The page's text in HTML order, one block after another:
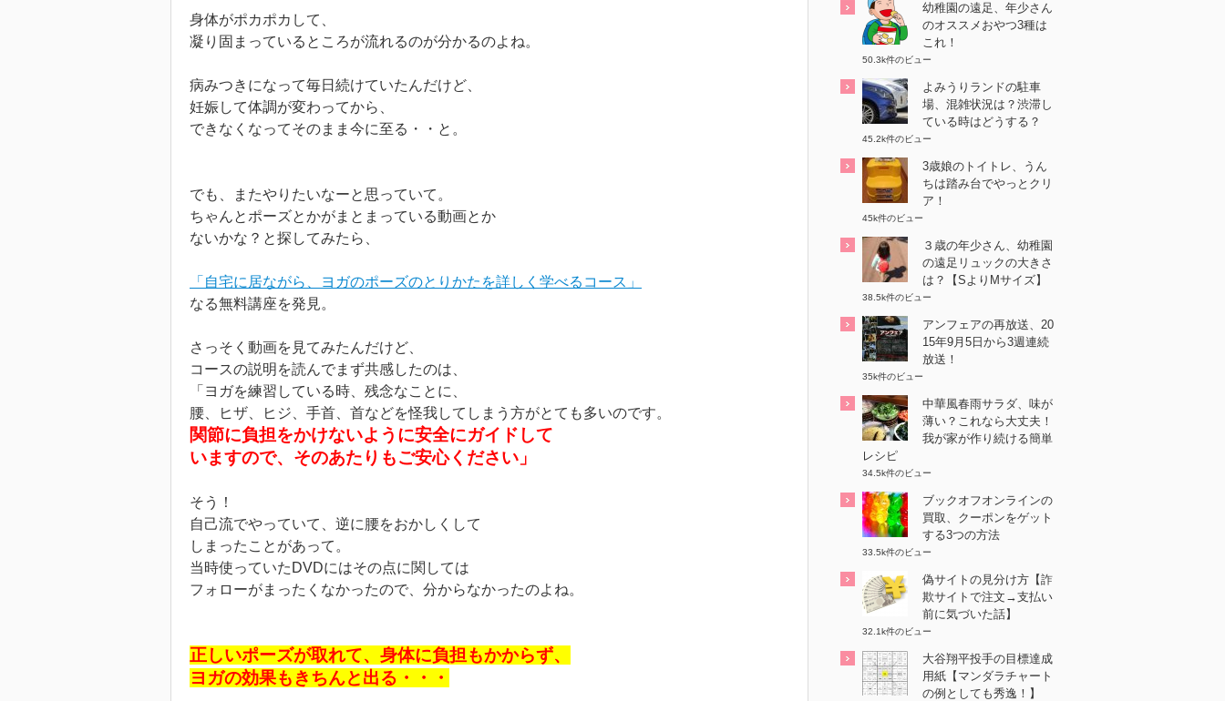
身体がポカポカして、
凝り固まっているところが流れるのが分かるのよね。
病みつきになって毎日続けていたんだけど、
妊娠して体調が変わってから、
できなくなってそのまま今に至る・・と。
でも、またやりたいなーと思っていて。
ちゃんとポーズとかがまとまっている動画とか
ないかな？と探してみたら、
「自宅に居ながら、ヨガのポーズのとりかたを詳しく学べるコース」
なる無料講座を発見。
さっそく動画を見てみたんだけど、
コースの説明を読んでまず共感したのは、
「ヨガを練習している時、残念なことに、
腰、ヒザ、ヒジ、手首、首などを怪我してしまう方がとても多いのです。
関節に負担をかけないように安全にガイドして
いますので、そのあたりもご安心ください」
そう！
自己流でやっていて、逆に腰をおかしくして
しまったことがあって。
当時使っていたDVDにはその点に関しては
フォローがまったくなかったので、分からなかったのよね。
正しいポーズが取れて、身体に負担もかからず、
ヨガの効果もきちんと出る・・・
幼稚園の遠足、年少さん
のオススメおやつ3種は
これ！
50.3k件のビュー
よみうりランドの駐車
場、混雑状況は？渋滞し
ている時はどうする？
45.2k件のビュー
3歳娘のトイトレ、うん
ちは踏み台でやっとクリ
ア！
45k件のビュー
３歳の年少さん、幼稚園
の遠足リュックの大きさ
は？【SよりMサイズ】
38.5k件のビュー
アンフェアの再放送、20
15年9月5日から3週連続
放送！
35k件のビュー
中華風春雨サラダ、味が
薄い？これなら大丈夫！
我が家が作り続ける簡単
レシピ
34.5k件のビュー
ブックオフオンラインの
買取、クーポンをゲット
する3つの方法
33.5k件のビュー
偽サイトの見分け方【詐
欺サイトで注文→支払い
前に気づいた話】
32.1k件のビュー
大谷翔平投手の目標達成
用紙【マンダラチャート
の例としても秀逸！】